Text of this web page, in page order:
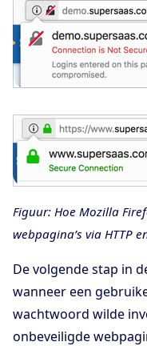
Figuur: Hoe Mozilla
webpagina’s via HTTP
De volgende stap in
wanneer een
wachtwoord wilde
onbeveiligde